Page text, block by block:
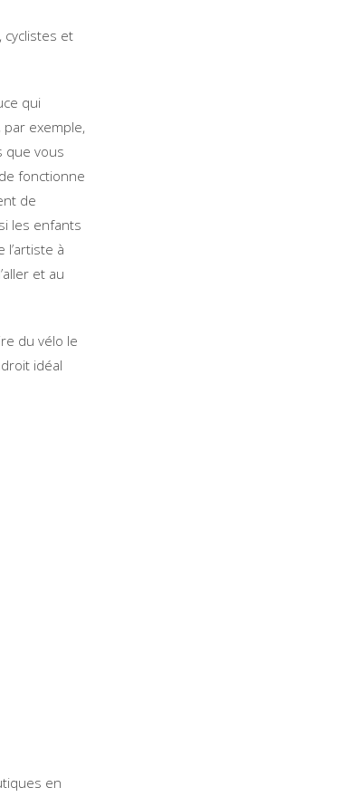
cyclistes et
qui
exemple,
que vous
fonctionne
de
les enfants
à
et au
du vélo le
idéal
en